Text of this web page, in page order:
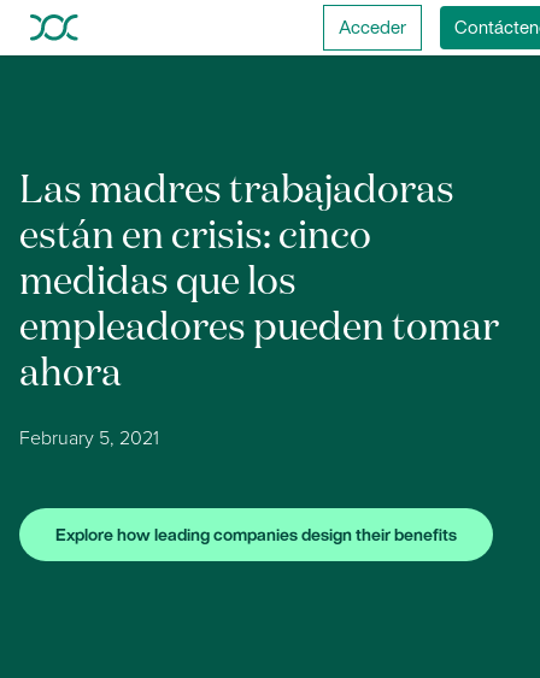
Acceder
Las madres trabajadoras
están en crisis: cinco
medidas que los
empleadores pueden tomar
ahora
February 5, 2021
Explore how leading companies design their benefits